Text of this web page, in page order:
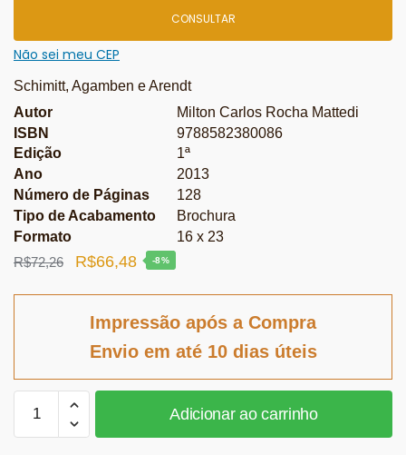
CONSULTAR
Não sei meu CEP
Schimitt, Agamben e Arendt
Autor
Milton Carlos Rocha Mattedi
ISBN
9788582380086
Edição
1ª
Ano
2013
Número de Páginas
128
Tipo de Acabamento
Brochura
Formato
16 x 23
R$72,26
O
original
R$66,48O
atual
-8%
Impressão após a Compra
Envio em até 10 dias úteis
Adicionar ao carrinho